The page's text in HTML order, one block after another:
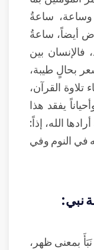
ساعةُ
أيضاً، ساعةُ
فالإنسان بين
بحالٍ طيبة،
تلاوة القرآن،
يفقد هذا
الله، إذاً:
في النوم وفي
نبي:
بمعنى ظهر،